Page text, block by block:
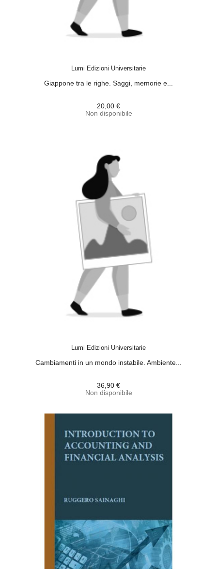
Lumi Edizioni Universitarie
Giappone tra le righe. Saggi, memorie e...
20,00 €
Non disponibile
Lumi Edizioni Universitarie
Cambiamenti in un mondo instabile. Ambiente...
36,90 €
Non disponibile